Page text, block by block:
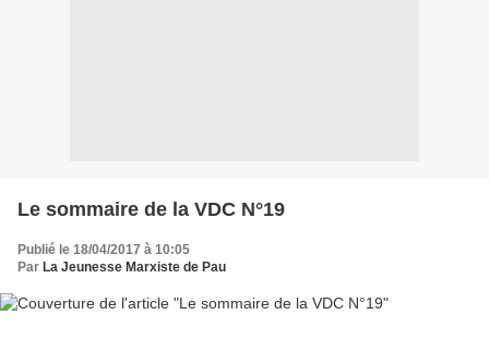
Le sommaire de la VDC N°19
Publié le 18/04/2017 à 10:05
Par La Jeunesse Marxiste de Pau